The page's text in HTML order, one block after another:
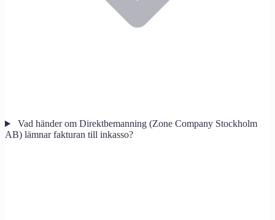
Vad händer om Direktbemanning (Zone Company Stockholm
AB) lämnar fakturan till inkasso?